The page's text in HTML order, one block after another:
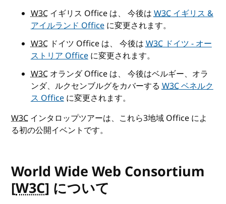
W3Cイギリス Office は、 今後はW3Cイギリス &
アイルランド Officeに変更されます。
W3Cドイツ Office は、 今後はW3Cドイツ - オー
ストリア Officeに変更されます。
W3Cオランダ Office は、 今後はベルギー、オラ
ンダ、ルクセンブルグをカバーするW3Cベネルク
ス Officeに変更されます。
W3C インタロップツアーは、これら3地域 Office によ
る初の公開イベントです。
World Wide Web Consortium
[W3C] について